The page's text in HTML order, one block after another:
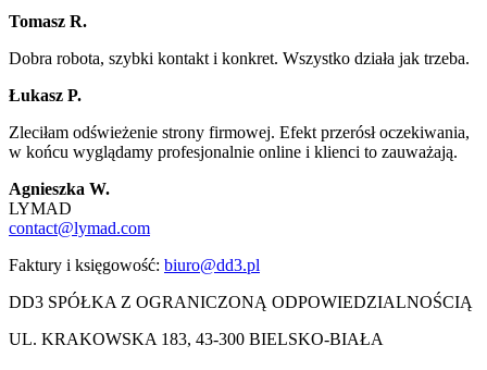
Tomasz R.
Dobra robota, szybki kontakt i konkret. Wszystko działa jak trzeba.
Łukasz P.
Zleciłam odświeżenie strony firmowej. Efekt przerósł oczekiwania,
w końcu wyglądamy profesjonalnie online i klienci to zauważają.
Agnieszka W.
LYMAD
contact@lymad.com
Faktury i księgowość: biuro@dd3.pl
DD3 SPÓŁKA Z OGRANICZONĄ ODPOWIEDZIALNOŚCIĄ
UL. KRAKOWSKA 183, 43-300 BIELSKO-BIAŁA